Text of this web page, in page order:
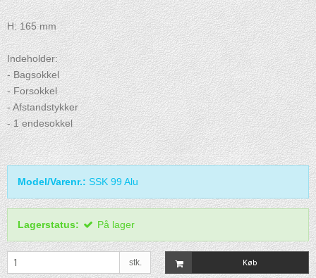
H: 165 mm
Indeholder:
- Bagsokkel
- Forsokkel
- Afstandstykker
- 1 endesokkel
Model/Varenr.: SSK 99 Alu
Lagerstatus: På lager
stk. Køb